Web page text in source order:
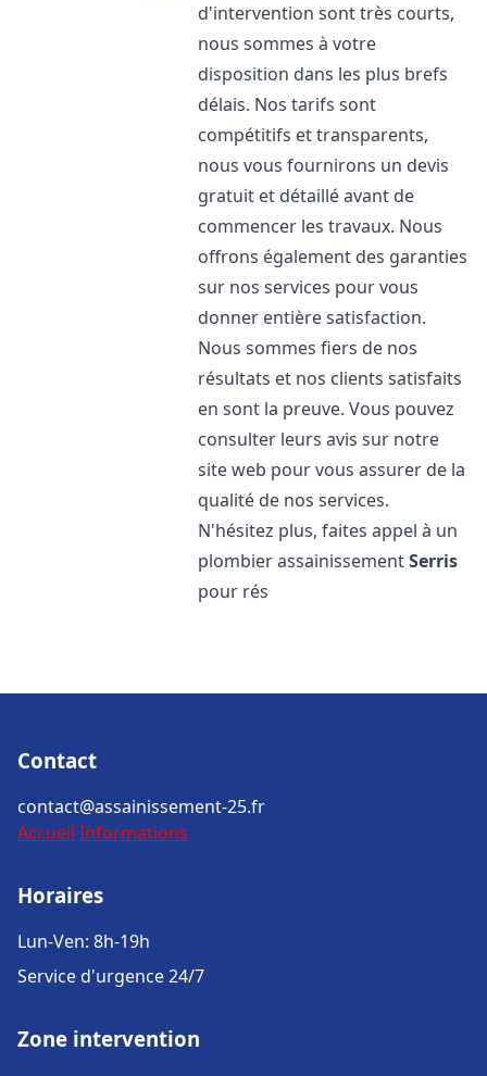
d'intervention sont très courts,
nous sommes à votre
disposition dans les plus brefs
délais. Nos tarifs sont
compétitifs et transparents,
nous vous fournirons un devis
gratuit et détaillé avant de
commencer les travaux. Nous
offrons également des garanties
sur nos services pour vous
donner entière satisfaction.
Nous sommes fiers de nos
résultats et nos clients satisfaits
en sont la preuve. Vous pouvez
consulter leurs avis sur notre
site web pour vous assurer de la
qualité de nos services.
N'hésitez plus, faites appel à un
plombier assainissementSerris
pour rés
Contact
contact@assainissement-25.fr
Accueil Informations
Horaires
Lun-Ven: 8h-19h
Service d'urgence 24/7
Zone intervention